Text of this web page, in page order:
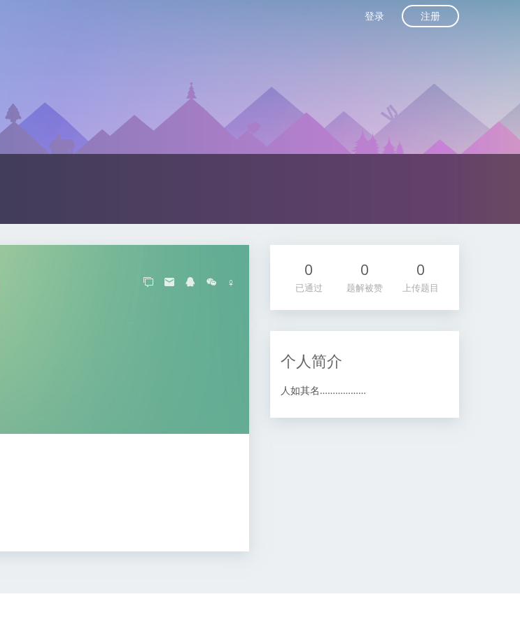
登录 注册
♀
0
已通过
0
题解被赞
0
上传题目
个人简介
人如其名………………